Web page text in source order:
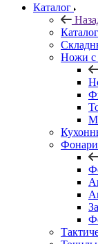
Каталог
Каталог
Ножи с
Фонари